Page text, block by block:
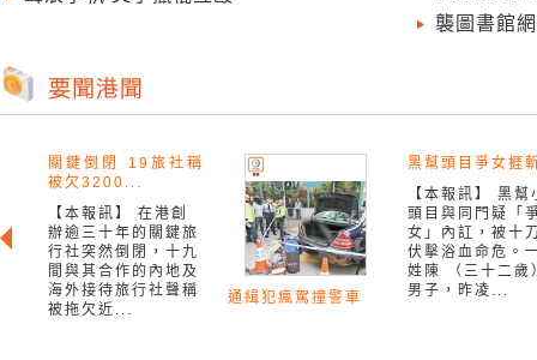
襲圖書館
關鍵倒閉 19旅社稱
被欠3200...
【本報訊】 在港創
辦逾三十年的關鍵旅
行社突然倒閉，十九
間與其合作的內地及
海外接待旅行社聲稱
被拖欠近...
通緝犯瘋駕撞警車
黑幫頭目爭女捱
【本報訊】 黑幫
頭目與同門疑「
女」內訌，被十
伏擊浴血命危。
姓陳 （三十二歲
男子，昨凌...